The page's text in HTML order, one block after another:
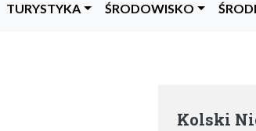
TURYSTYKA ŚRODOWISKO
Kolski